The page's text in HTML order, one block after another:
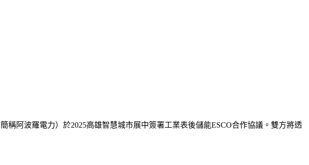
阿波羅電力）於2025高雄智慧城市展中簽署工業表後儲能ESCO合作協議。雙方將透